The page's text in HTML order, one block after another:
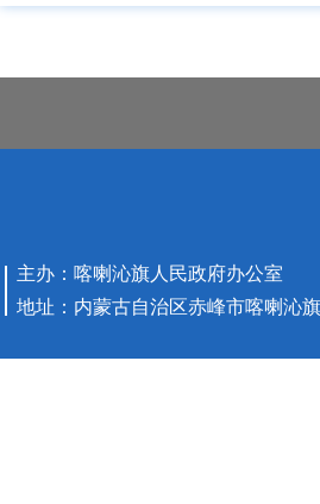
主办：喀喇沁旗人民政府办公室
地址：内蒙古自治区赤峰市喀喇沁